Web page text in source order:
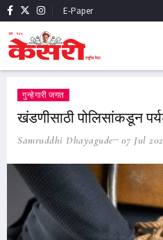
E-Paper
गुन्हेगारी जगत
खंडणीसाठी पोलिसांकडून
Samruddhi Dhayagude 07 Jul